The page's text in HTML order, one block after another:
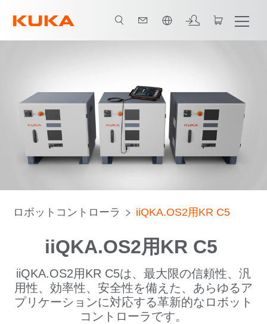
ロボットコントローラ iiQKA.OS2用KR C5
iiQKA.OS2用KR C5
iiQKA.OS2用KR C5は、最大限の信頼性、汎
用性、効率性、安全性を備えた、あらゆるア
プリケーションに対応する革新的なロボット
コントローラです。